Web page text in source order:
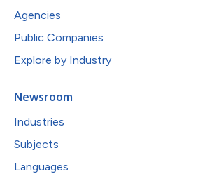
Agencies
Public Companies
Explore by Industry
Newsroom
Industries
Subjects
Languages